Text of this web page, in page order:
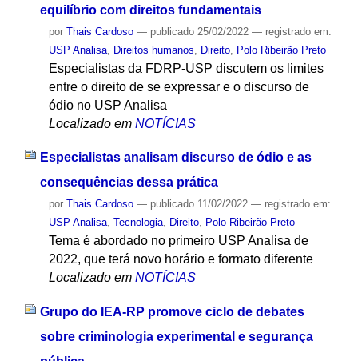
equilíbrio com direitos fundamentais
por Thais Cardoso — publicado25/02/2022 — registrado em:
USP Analisa, Direitos humanos Direito, Polo Ribeirão Preto
Especialistas da FDRP-USP discutem os limites
entre o direito de se expressar e o discurso de
ódio no USP Analisa
Localizado em NOTÍCIAS
Especialistas analisam discurso de ódio e as
consequências dessa prática
por Thais Cardoso — publicado11/02/2022 — registrado em:
USP Analisa, Tecnologia, Direito, Polo Ribeirão Preto
Tema é abordado no primeiro USP Analisa de
2022, que terá novo horário e formato diferente
Localizado em NOTÍCIAS
Grupo do IEA-RP promove ciclo de debates
sobre criminologia experimental e segurança